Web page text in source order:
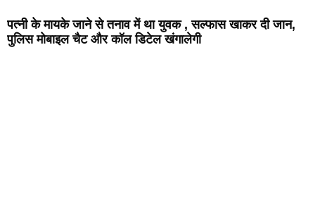
पत्नी के मायके जाने से तनाव में था युवक , सल्फास खाकर दी जान,
पुलिस मोबाइल चैट और कॉल डिटेल खंगालेगी